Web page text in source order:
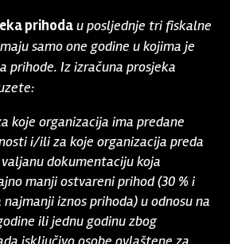
prihodau posljednje tri fiskalne
samo one godine u kojima je
prihode. Iz izračuna prosjeka
koje organizacija ima predane
i/ili za koje organizacija preda
dokumentaciju koja
manji ostvareni prihod (30 % i
najmanji iznos prihoda) u odnosu na
ili jednu godinu zbog
isključivo osobe ovlaštene za